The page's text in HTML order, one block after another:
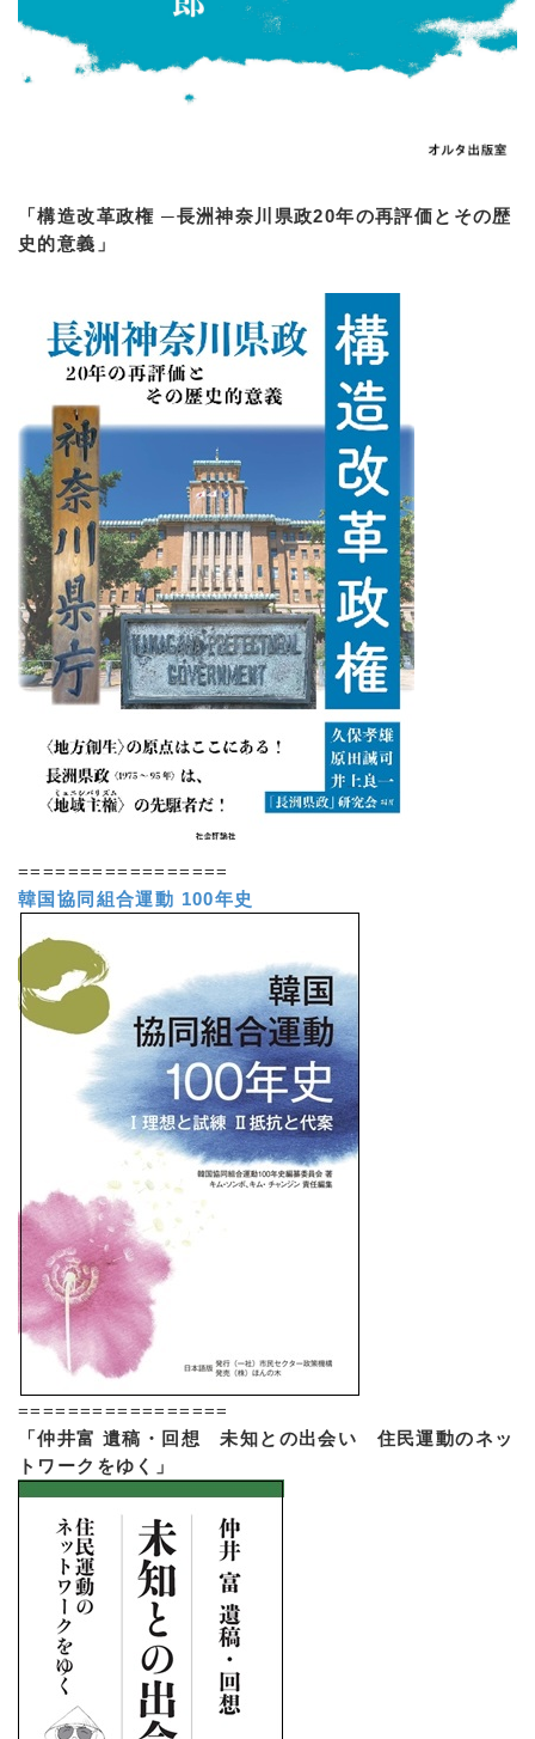
「構造改革政権 ─長洲神奈川県政20年の再評価とその歴
史的意義」
=================
韓国協同組合運動 100年史
=================
「仲井富 遺稿・回想 未知との出会い 住民運動のネッ
トワークをゆく」